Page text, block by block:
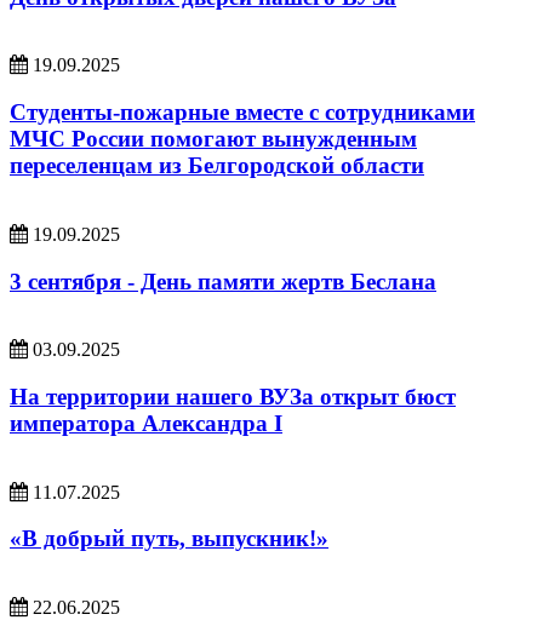
19.09.2025
Студенты-пожарные вместе с сотрудниками
МЧС России помогают вынужденным
переселенцам из Белгородской области
19.09.2025
3 сентября - День памяти жертв Беслана
03.09.2025
На территории нашего ВУЗа открыт бюст
императора Александра I
11.07.2025
«В добрый путь, выпускник!»
22.06.2025